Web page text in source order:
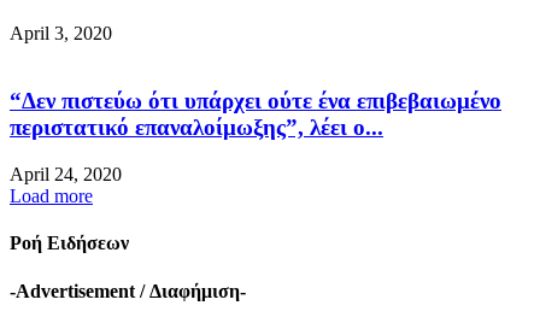
April 3, 2020
“Δεν πιστεύω ότι υπάρχει ούτε ένα επιβεβαιωμένο
περιστατικό επαναλοίμωξης”, λέει ο...
April 24, 2020
Load more
Ροή Ειδήσεων
-Advertisement / Διαφήμιση-